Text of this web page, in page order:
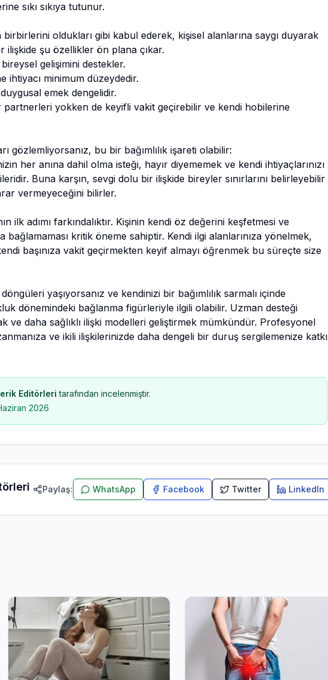
sıkı sıkıya tutunur.
birbirlerini oldukları gibi kabul ederek, kişisel alanlarına saygı duyarak
ilişkide şu özellikler ön plana çıkar.
gelişimini destekler.
ihtiyacı minimum düzeydedir.
emek dengelidir.
partnerleri yokken de keyifli vakit geçirebilir ve kendi hobilerine
gözlemliyorsanız, bu bir bağımlılık işareti olabilir:
her anına dahil olma isteği, hayır diyememek ve kendi ihtiyaçlarınızı
Buna karşın, sevgi dolu bir ilişkide bireyler sınırlarını belirleyebilir
vermeyeceğini bilirler.
ilk adımı farkındalıktır. Kişinin kendi öz değerini keşfetmesi ve
bağlamaması kritik öneme sahiptir. Kendi ilgi alanlarınıza yönelmek,
başınıza vakit geçirmekten keyif almayı öğrenmek bu süreçte size
yaşıyorsanız ve kendinizi bir bağımlılık sarmalı içinde
dönemindeki bağlanma figürleriyle ilgili olabilir. Uzman desteği
ve daha sağlıklı ilişki modelleri geliştirmek mümkündür. Profesyonel
ve ikili ilişkilerinizde daha dengeli bir duruş sergilemenize katkı
Editörleri tarafından incelenmiştir.
2026
Paylaş: WhatsApp Facebook Twitter LinkedIn